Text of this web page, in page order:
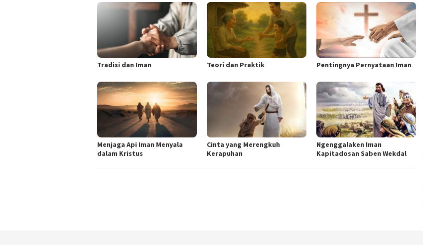
Tradisi dan Iman Teori dan Praktik Pentingnya Pernyataan Iman
Menjaga Api Iman Menyala
dalam Kristus
Cinta yang Merengkuh
Kerapuhan
Ngenggalaken Iman
Kapitadosan Saben Wekdal